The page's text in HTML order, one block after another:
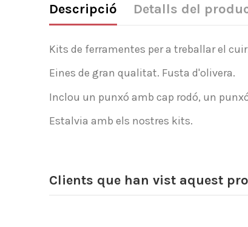
Descripció Detalls del
Kits de ferramentes per a treballar el
Eines de gran qualitat. Fusta d'olivera.
Inclou un punxó amb cap rodó, un
Estalvia amb els nostres kits.
Clients que han vist aquest